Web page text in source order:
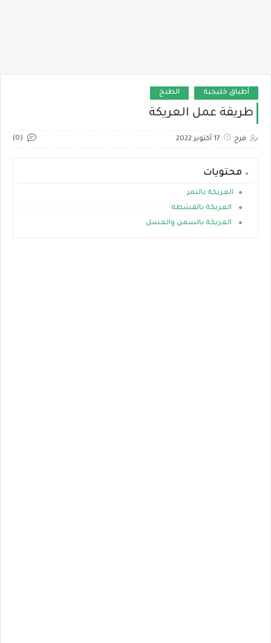
أطباق خليجية الطبخ
طريقة عمل العريكة
فرح 17 أكتوبر 2022 (0)
محتويات
العريكة بالتمر
العريكة بالقشطة
العريكة بالسمن والعسل